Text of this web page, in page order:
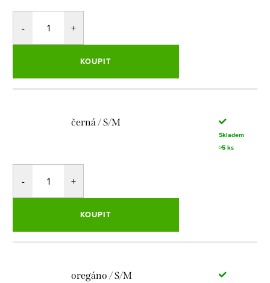
KOUPIT
černá / S/M
Skladem
>5 ks
KOUPIT
oregáno / S/M